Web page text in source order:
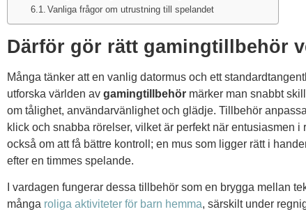
Vanliga frågor om utrustning till spelandet
Därför gör rätt gamingtillbehör
Många tänker att en vanlig datormus och ett
utforska världen av gamingtillbehör märker man snabbt
om tålighet, användarvänlighet och glädje. Tillbehör
klick och snabba rörelser, vilket är perfekt när entusiasmen
också om att få bättre kontroll; en mus som ligger rätt i
efter en timmes spelande.
I vardagen fungerar dessa tillbehör som en brygga mellan
många roliga aktiviteter för barn hemma, särskilt under